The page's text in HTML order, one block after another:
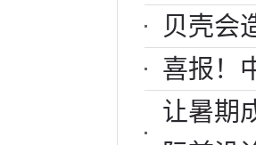
贝壳会
喜报！
让暑期